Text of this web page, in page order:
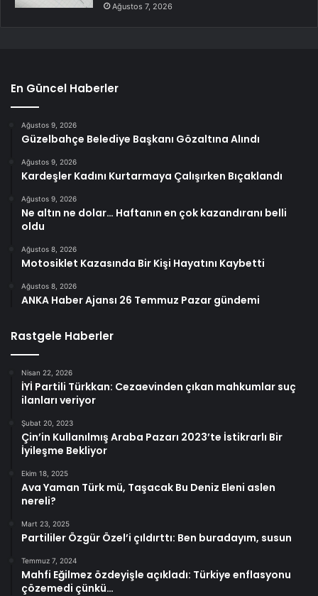
Ağustos 7, 2026
En Güncel Haberler
Ağustos 9, 2026
Güzelbahçe Belediye Başkanı Gözaltına Alındı
Ağustos 9, 2026
Kardeşler Kadını Kurtarmaya Çalışırken Bıçaklandı
Ağustos 9, 2026
Ne altın ne dolar… Haftanın en çok kazandıranı belli
oldu
Ağustos 8, 2026
Motosiklet Kazasında Bir Kişi Hayatını Kaybetti
Ağustos 8, 2026
ANKA Haber Ajansı 26 Temmuz Pazar gündemi
Rastgele Haberler
Nisan 22, 2026
İYİ Partili Türkkan: Cezaevinden çıkan mahkumlar suç
ilanları veriyor
Şubat 20, 2023
Çin’in Kullanılmış Araba Pazarı 2023’te İstikrarlı Bir
İyileşme Bekliyor
Ekim 18, 2025
Ava Yaman Türk mü, Taşacak Bu Deniz Eleni aslen
nereli?
Mart 23, 2025
Partililer Özgür Özel’i çıldırttı: Ben buradayım, susun
Temmuz 7, 2024
Mahfi Eğilmez özdeyişle açıkladı: Türkiye enflasyonu
çözemedi çünkü…